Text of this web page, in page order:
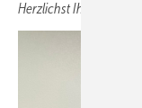
Herzlichst Ihr Andreas